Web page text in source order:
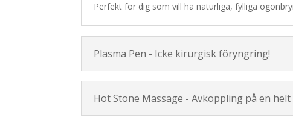
Perfekt för dig som vill ha naturliga, fylliga
Plasma Pen - Icke kirurgisk föryngring!
Hot Stone Massage - Avkoppling på en helt